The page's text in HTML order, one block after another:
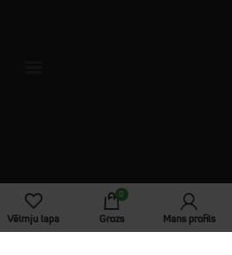
līdz 17:00, darba dienās
Vēlmju lapa
0
Grozs Mans profils